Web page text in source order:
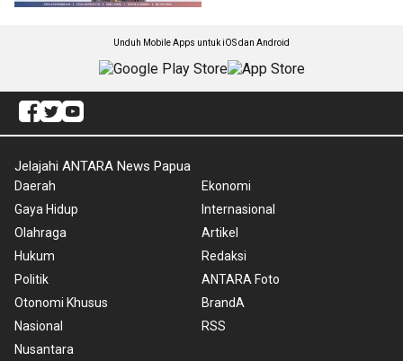
Unduh Mobile Apps untuk iOS dan Android
Jelajahi ANTARA News Papua
Daerah
Gaya Hidup
Olahraga
Hukum
Politik
Otonomi Khusus
Nasional
Nusantara
Ekonomi
Internasional
Artikel
Redaksi
ANTARA Foto
BrandA
RSS